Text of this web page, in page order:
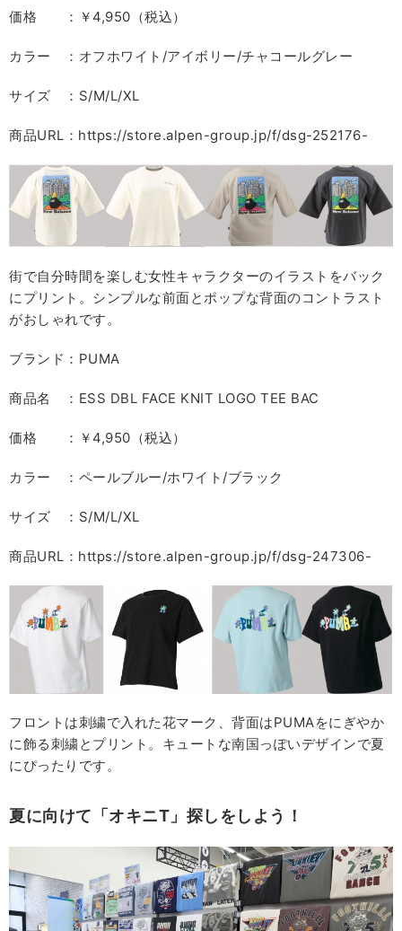
価格 ：￥4,950（税込）
カラー ：オフホワイト/アイボリー/チャコールグレー
サイズ ：S/M/L/XL
商品URL：https://store.alpen-group.jp/f/dsg-252176-
街で自分時間を楽しむ女性キャラクターのイラストをバック
にプリント。シンプルな前面とポップな背面のコントラスト
がおしゃれです。
ブランド：PUMA
商品名 ：ESS DBL FACE KNIT LOGO TEE BAC
価格 ：￥4,950（税込）
カラー ：ペールブルー/ホワイト/ブラック
サイズ ：S/M/L/XL
商品URL：https://store.alpen-group.jp/f/dsg-247306-
フロントは刺繍で入れた花マーク、背面はPUMAをにぎやか
に飾る刺繍とプリント。キュートな南国っぽいデザインで夏
にぴったりです。
夏に向けて「オキニT」探しをしよう！